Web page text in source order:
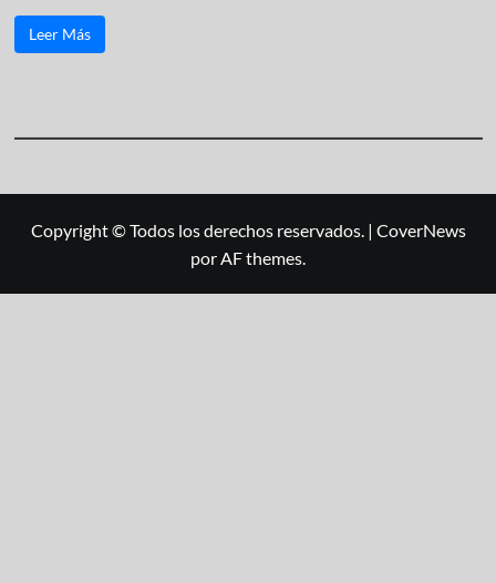
Leer Más
Copyright © Todos los derechos reservados. | CoverNews
por AF themes.